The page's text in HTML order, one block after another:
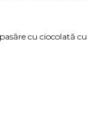
cu ciocolată cu